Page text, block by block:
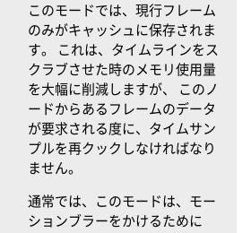
このモードでは、現行フレーム
のみがキャッシュに保存されま
す。 これは、タイムラインをス
クラブさせた時のメモリ使用量
を大幅に削減しますが、 このノ
ードからあるフレームのデータ
が要求される度に、タイムサン
プルを再クックしなければなり
ません。
通常では、このモードは、モー
ションブラーをかけるために